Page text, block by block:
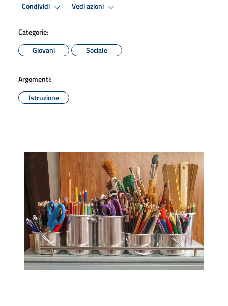
Condividi Vedi azioni
Categorie:
Giovani
Sociale
Argomenti:
Istruzione